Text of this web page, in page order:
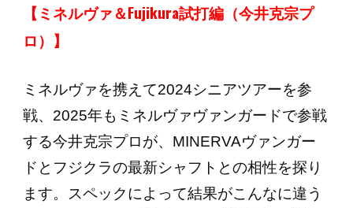
【ミネルヴァ＆Fujikura試打編（今井克宗プ
ロ）】
ミネルヴァを携えて2024シニアツアーを参
戦、2025年もミネルヴァヴァンガードで参戦
する今井克宗プロが、MINERVAヴァンガー
ドとフジクラの最新シャフトとの相性を探り
ます。スペックによって結果がこんなに違う